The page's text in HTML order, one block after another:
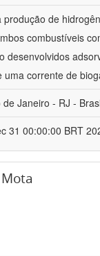
de
combustíveis
uma corrente de
Janeiro - RJ -
31 00:00:00 BRT